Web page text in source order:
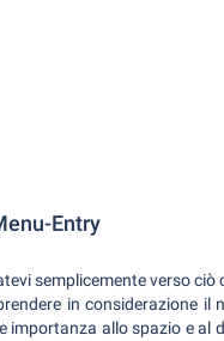
Entry
semplicemente verso ciò
in considerazione il
allo spazio e al